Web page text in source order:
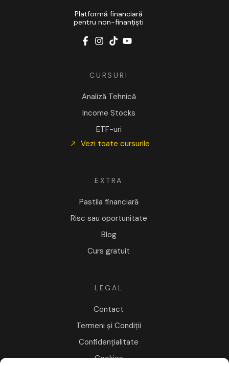
Platformă financiară
pentru non-finanțiști
CURSURI
Analiză Tehnică
Income Stocks
ETF-uri
Vezi toate cursurile
EXTRA
Pastila financiară
Risc sau oportunitate
Blog
Curs gratuit
LEGAL
Contact
Termeni și Condiții
Confidențialitate
Cookies